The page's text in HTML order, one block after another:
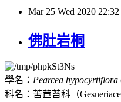
Mar 25 Wed 2020 22:32
佛肚岩桐
學名： Pearcea hypocyrtiflora
科名：苦苣苔科（